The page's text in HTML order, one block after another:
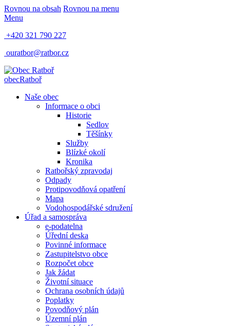
Rovnou na obsah Rovnou na menu
Menu
+420 321 790 227
ouratbor@ratbor.cz
obecRatboř
Naše obec
Informace o obci
Historie
Sedlov
Těšínky
Služby
Blízké okolí
Kronika
Ratbořský zpravodaj
Odpady
Protipovodňová opatření
Mapa
Vodohospodářské sdružení
Úřad a samospráva
e-podatelna
Úřední deska
Povinné informace
Zastupitelstvo obce
Rozpočet obce
Jak žádat
Životní situace
Ochrana osobních údajů
Poplatky
Povodňový plán
Územní plán